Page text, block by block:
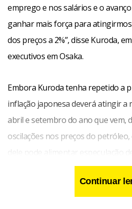
emprego e nos salários e o
ganhar mais força para
dos preços a 2%”, disse Kuroda,
executivos em Osaka.
Embora Kuroda tenha repetido a
inflação japonesa deverá atingir
abril e setembro do ano que vem,
oscilações nos preços do
dele pode alimentar especulação
ampliar o relaxamento de sua
possivelmente no fim de outubro.
Continuar